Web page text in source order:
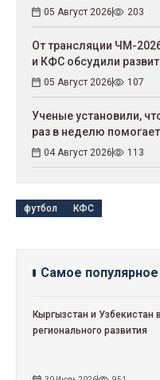
05 Август 2026 203
От трансляции ЧМ-
и КФС обсудили
05 Август 2026 107
Ученые установили,
раз в неделю
04 Август 2026 113
футбол КФС
Самое популярное
Кыргызстан и Узбекистан
регионального развития